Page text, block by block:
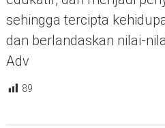
sehingga tercipta
dan berlandaskan nilai-
Adv
89